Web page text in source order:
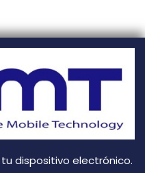
dispositivo electrónico.